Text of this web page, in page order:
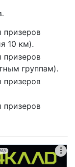
призеров
10 км).
призеров
группам).
призеров
призеров